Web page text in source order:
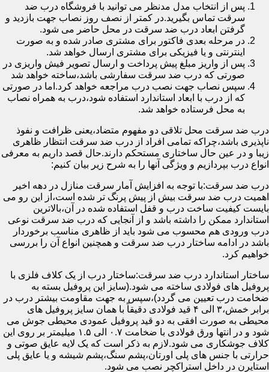
پس از انتخاب مدل مدنظر می توانید با فروشگاه درب ضد
سرقت تماس بگیرید.در کمتر از نصف روز نصاب جهت بازدید و
گرفتن ابعاد درب ضد سرقت در محل حاضر می شود.
در مرحله بعدی فاکتور برای مشتری صادر شده و به صورت
اینترنتی و یا فیزیکی برای مشتری ارسال خواهد شد.
پس از واریز مبلغ پیش پرداخت و ارسال تصویر فیش واریزی در
صورتی که درب ضد سرقت سفارشی باشد،ساخته خواهد شد
سپس نصاب جهت نصب درب مراجعه خواهد کرد.اما در صورتی
که از درب با ابعاد استاندارد استفاده شود،درب به همراه نصاب
به محل فرستاده خواهد شد.
درب ضد سرقت محل تلاقی دو مفهوم متضاد،یعنی ظرافت و نفوذ
ناپذیری باشد،چراکه تمامی افراد از درب ضد سرقت انتظار ظاهری
زیبا و در عین حال ساختاری مستحکم دارند.حال قصد داریم به معرفی
انواع درب بپردازیم و ویژگی آنها را به شرح زیر بیان کنیم:
درب ضد سرقت:با توجه به افزایش آمار سرقت منازل در دهه اخیر
اهمیت درب ضد سرقت بیش از پیش پرنگ تر شده است،از این رو می
بایست کیفیت ساخت درب و قفل استفاده شده در آن،بالاترین
استاندارد ممکن را داشته باشد و از آنجایی که درب ضد سرقت نوعی
درب ورودی هم محسوب می شود باید از ظاهری مناسب برخوردار
باشد در ادامه ساختار درب ضد سرقت و همچنین انواع آن را بررسی
خواهیم کرد.
ساختار استاندارد درب ضد سرقت:ساختار درب از یک کلاف فلزی با
پروفیل های فولادی ساخته می شود.(سایز این پروفیل بسته به
ضخامت درب تعیین می گردد)،سپس به جهت مقاومت بیشتر درب در
برابر خمش،۳ الی ۴ قید فولادی دقیقاً با همان سایز پروفیل های
محیطی به صورت افقی به دو قید پروفیل عمودی محیطی جوش می
شود و در انتها ورق فولادی با ضخامت ۰.۷ الی ۱.۵ میلیمتر بر روی این
کلاف جوشکاری می شود.لازم به ذکر است که یک لایه عایق صوتی و
حرارتی با جنس های پلی اورتان،پشم سنگ،پشم شیشه و یا عایق پلی
استایرن در داخل استراکچر نصب می شود.